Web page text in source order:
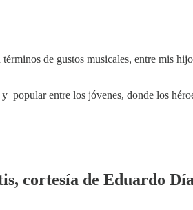
de gustos musicales, entre mis
y popular entre los jóvenes, donde los
cortesía de Eduardo